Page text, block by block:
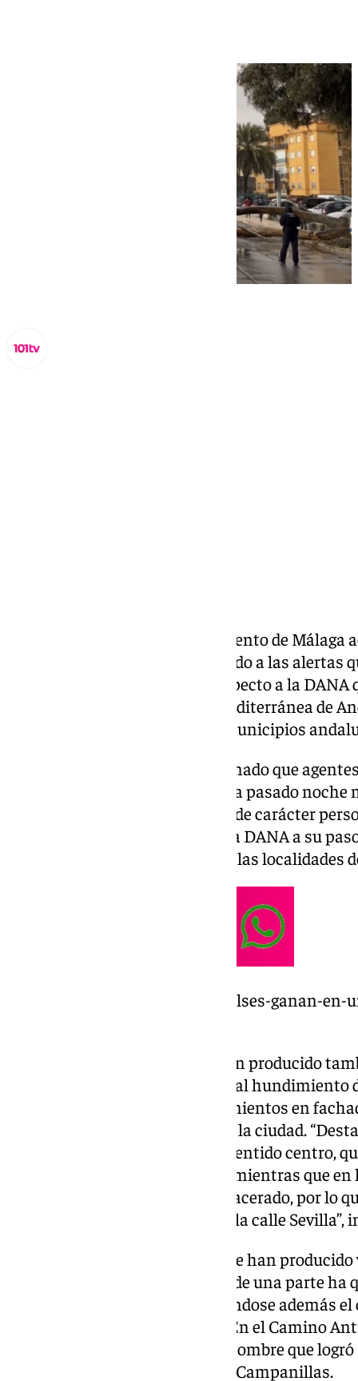
En la tarde de ayer, el Ayuntamiento de
de Emergencias Municipal debido a las alertas
Meteorología lanzaban con respecto a la DANA
provincia sino a toda el área mediterránea de
alerta naranja en numerosos municipios
Desde el Consistorio han informado que
Bomberos han atendido desde la pasado
incidencias —ninguna de ellas de carácter
precipitaciones que ha dejado la DANA a su
afectado de manera más dura a las localidades
https://www.101tv.es/los-embalses-ganan-
Sin embargo, en la capital se han producido
especialmente en lo que refiere al hundimiento
balsas de agua y por desprendimientos en
árboles en diferentes puntos de la ciudad.
en la avenida Lope de Vega, en sentido centro,
hacia la Colonia de Santa Inés, mientras que
registrado un hundimiento del acerado, por lo
entre la avenida de Barcelona y la calle
Otros de los puntos en los que se han
paseo marítimo El Pedrgal, donde una parte ha
acumulación de agua, produciéndose además
Induráin debido a un socavón. En el Camino
localizaron esta mañana a un hombre que
arrastrado por la crecida del río Campanillas.